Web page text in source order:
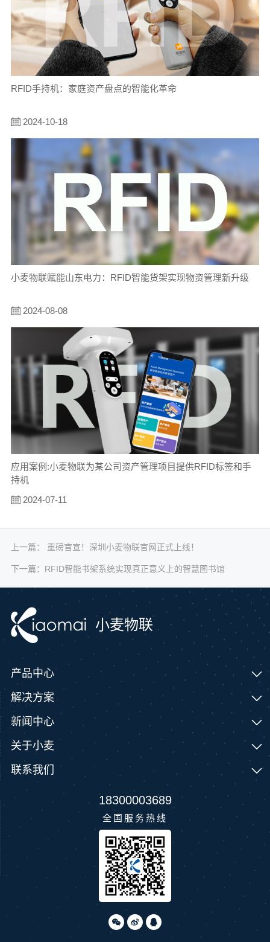
RFID手持机：家庭资产盘点的智能化革命
2024-10-18
小麦物联赋能山东电力：RFID智能货架实现物资管理新升级
2024-08-08
应用案例:小麦物联为某公司资产管理项目提供RFID标签和手
持机
2024-07-11
上一篇： 重磅官宣！深圳小麦物联官网正式上线！
下一篇： RFID智能书架系统实现真正意义上的智慧图书馆
小麦物联
产品中心
解决方案
新闻中心
关于小麦
联系我们
18300003689
全国服务热线